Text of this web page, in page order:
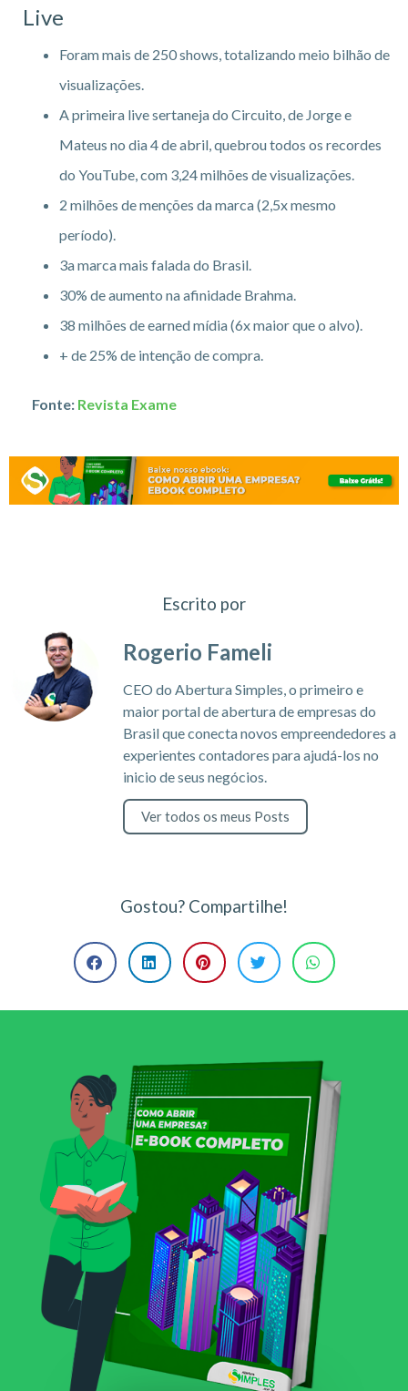
Live
Foram mais de 250 shows, totalizando meio bilhão de
visualizações.
A primeira live sertaneja do Circuito, de Jorge e
Mateus no dia 4 de abril, quebrou todos os recordes
do YouTube, com 3,24 milhões de visualizações.
2 milhões de menções da marca (2,5x mesmo
período).
3a marca mais falada do Brasil.
30% de aumento na afinidade Brahma.
38 milhões de earned mídia (6x maior que o alvo).
+ de 25% de intenção de compra.
Fonte: Revista Exame
Escrito por
Rogerio Fameli
CEO do Abertura Simples, o primeiro e
maior portal de abertura de empresas do
Brasil que conecta novos empreendedores a
experientes contadores para ajudá-los no
inicio de seus negócios.
Ver todos os meus Posts
Gostou? Compartilhe!